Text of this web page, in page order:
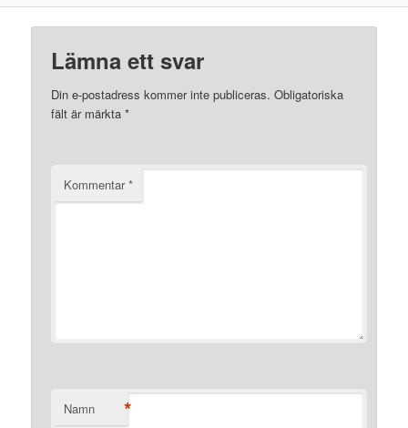
Lämna ett svar
Din e-postadress kommer inte publiceras. Obligatoriska
fält är märkta*
Kommentar*
Namn *